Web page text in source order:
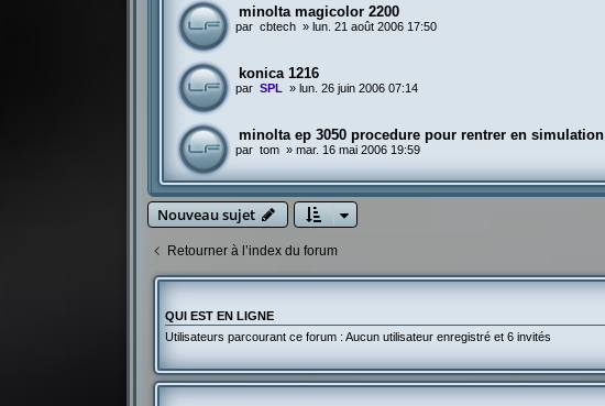
minolta magicolor 2200
par cbtech » lun. 21 août 2006 17:50
konica 1216
par SPL » lun. 26 juin 2006 07:14
minolta ep 3050 procedure pour rentrer en simulation
par tom »mar. 16 mai 2006 19:59
Nouveau sujet
Retourner à l’index du forum
QUI EST EN LIGNE
Utilisateurs parcourant ce forum : Aucun utilisateur enregistré et 6 invités